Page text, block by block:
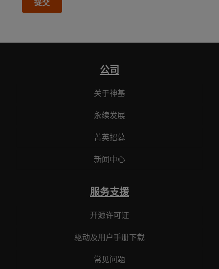
公司
关于神基
永续发展
菁英招募
新闻中心
服务支援
开源许可证
驱动及用户手册下载
常见问题